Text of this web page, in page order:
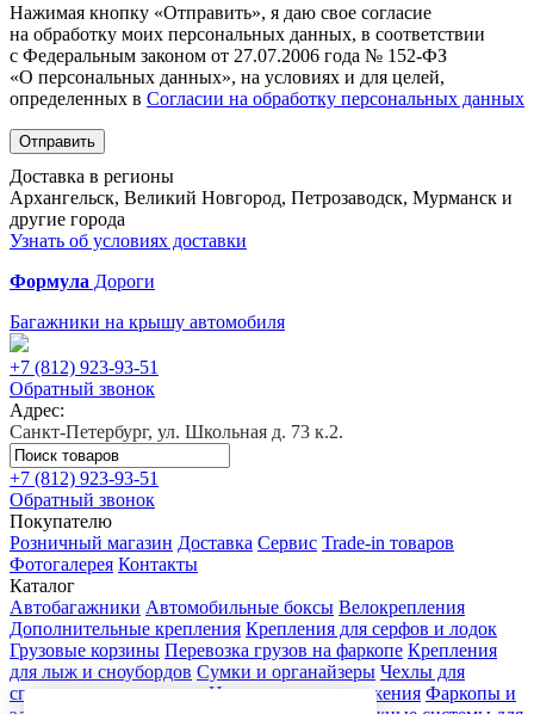
Нажимая кнопку «Отправить», я даю свое согласие
на обработку моих персональных данных, в соответствии
с Федеральным законом от 27.07.2006 года № 152-ФЗ
«О персональных данных», на условиях и для целей,
определенных в Согласии на обработку персональных данных
Отправить
Доставка в регионы
Архангельск, Великий Новгород, Петрозаводск, Мурманск и
другие города
Узнать об условиях доставки
Формула Дороги
Багажники на крышу автомобиля
+7 (812) 923-93-51
Обратный звонок
Адрес:
Санкт-Петербург, ул. Школьная д. 73 к.2.
+7 (812) 923-93-51
Обратный звонок
Покупателю
Розничный магазин Доставка Сервис Trade-in товаров
Фотогалерея Контакты
Каталог
Автобагажники Автомобильные боксы Велокрепления
Дополнительные крепления Крепления для серфов и лодок
Грузовые корзины Перевозка грузов на фаркопе Крепления
для лыж и сноубордов Сумки и органайзеры Чехлы для
спортивного инвентаря
Цепи противоскольжения Фаркопы и